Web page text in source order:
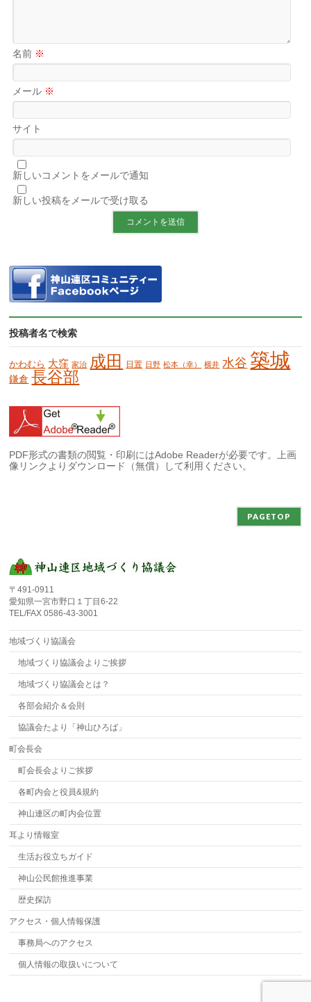
名前 ※
メール ※
サイト
新しいコメントをメールで通知
新しい投稿をメールで受け取る
投稿者名で検索
かわむら 大窪 家治 成田 日置 日野 松本（幸） 横井 水谷 築城
鎌倉 長谷部
PDF形式の書類の閲覧・印刷にはAdobe Readerが必要です。上画
像リンクよりダウンロード（無償）して利用ください。
PAGETOP
〒491-0911
愛知県一宮市野口１丁目6-22
TEL/FAX 0586-43-3001
地域づくり協議会
地域づくり協議会よりご挨拶
地域づくり協議会とは？
各部会紹介＆会則
協議会たより「神山ひろば」
町会長会
町会長会よりご挨拶
各町内会と役員&規約
神山連区の町内会位置
耳より情報室
生活お役立ちガイド
神山公民館推進事業
歴史探訪
アクセス・個人情報保護
事務局へのアクセス
個人情報の取扱いについて